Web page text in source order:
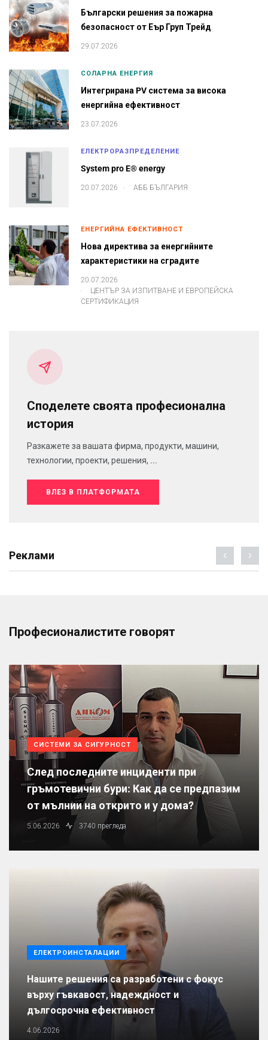
Български решения за пожарна
безопасност от Еър Груп Трейд
29.07.2026
СОЛАРНА ЕНЕРГИЯ
Интегрирана PV система за висока
енергийна ефективност
23.07.2026
ЕЛЕКТРОРАЗПРЕДЕЛЕНИЕ
System pro E® energy
20.07.2026 АББ БЪЛГАРИЯ
ЕНЕРГИЙНА ЕФЕКТИВНОСТ
Нова директива за енергийните
характеристики на сградите
20.07.2026
ЦЕНТЪР ЗА ИЗПИТВАНЕ И ЕВРОПЕЙСКА
СЕРТИФИКАЦИЯ
Споделете своята професионална
история
Разкажете за вашата фирма, продукти, машини,
технологии, проекти, решения, ...
ВЛЕЗ В ПЛАТФОРМАТА
Реклами
Професионалистите говорят
СИСТЕМИ ЗА СИГУРНОСТ
След последните инциденти при
гръмотевични бури: Как да се предпазим
от мълнии на открито и у дома?
5.06.2026 3740 прегледа
ЕЛЕКТРОИНСТАЛАЦИИ
Нашите решения са разработени с фокус
върху гъвкавост, надеждност и
дългосрочна ефективност
4.06.2026